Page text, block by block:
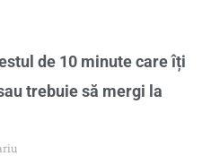
de 10 minute care îți
trebuie să mergi la